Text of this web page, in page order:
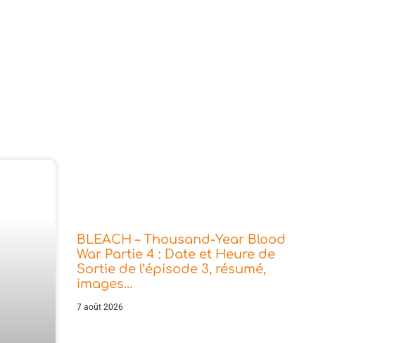
BLEACH – Thousand-Year Blood
War Partie 4 : Date et Heure de
Sortie de l’épisode 3, résumé,
images…
7 août 2026